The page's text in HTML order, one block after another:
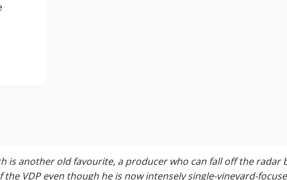
is another old favourite, a producer who can fall off the radar
the VDP even though he is now intensely single-vineyard-